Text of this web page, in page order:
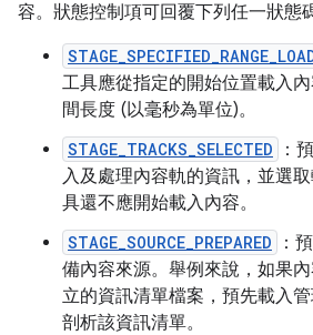
容。狀態控制項可回覆下列任一狀態
工具應從指定的開始位置載入
間長度 (以毫秒為單位)。
STAGE_TRACKS_SELECTED
：
入及處理內容軌的資訊，並選
具還不應開始載入內容。
STAGE_SOURCE_PREPARED
：
備內容來源。舉例來說，如果
立的資訊清單檔案，預先載入
剖析該資訊清單。